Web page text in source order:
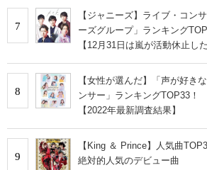
7
【ジャニーズ】ライブ・コン
ーズグループ」ランキング
【12月31日は嵐が活動休止した
8
【女性が選んだ】「声が好き
ンサー」ランキングTOP33！
【2022年最新調査結果】
9
【King ＆ Prince】人気曲
絶対的人気のデビュー曲